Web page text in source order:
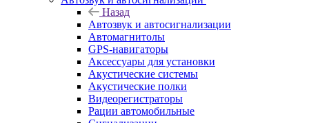
Назад
Автозвук и автосигнализации
Автомагнитолы
GPS-навигаторы
Аксессуары для установки
Акустические системы
Акустические полки
Видеорегистраторы
Рации автомобильные